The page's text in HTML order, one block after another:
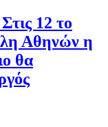
12 το
Αθηνών η
θα